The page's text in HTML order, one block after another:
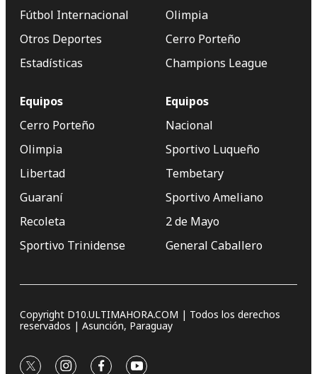
Fútbol Internacional
Otros Deportes
Estadísticas
Olimpia
Cerro Porteño
Champions League
Equipos
Cerro Porteño
Olimpia
Libertad
Guaraní
Recoleta
Sportivo Trinidense
Equipos
Nacional
Sportivo Luqueño
Tembetary
Sportivo Ameliano
2 de Mayo
General Caballero
Copyright D10.ULTIMAHORA.COM | Todos los derechos
reservados | Asunción, Paraguay